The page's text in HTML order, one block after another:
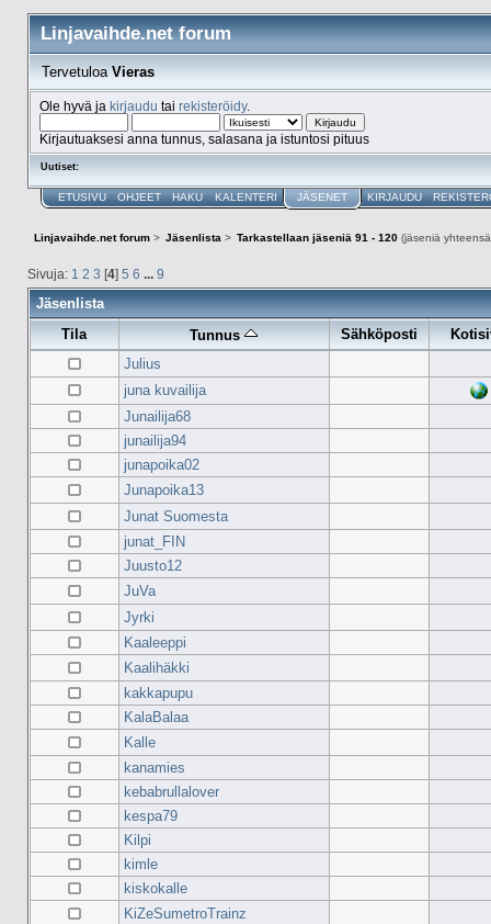
Linjavaihde.net forum
TervetuloaVieras
Ole hyvä ja kirjaudu tai rekisteröidy.
Kirjautuaksesi anna tunnus, salasana ja istuntosi pituus
Uutiset:
ETUSIVU OHJEET HAKU KALENTERI JÄSENET KIRJAUDU
Linjavaihde.net forum> Jäsenlista > Tarkastellaan jäseniä 91 - 120 (jäseniä
Sivuja: 1 2 3 [4] 5 6 ... 9
Jäsenlista
Tila
Tunnus Sähköposti
Julius
juna kuvailija
Junailija68
junailija94
junapoika02
Junapoika13
Junat Suomesta
junat_FIN
Juusto12
JuVa
Jyrki
Kaaleeppi
Kaalihäkki
kakkapupu
KalaBalaa
Kalle
kanamies
kebabrullalover
kespa79
Kilpi
kimle
kiskokalle
KiZeSumetroTrainz